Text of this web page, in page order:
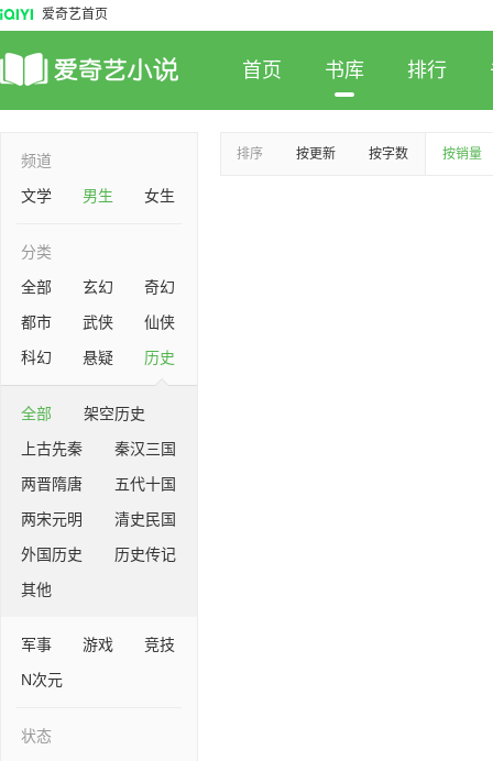
爱奇艺首页
首页 书库 排行
频道
文学
男生 女生
分类
全部
玄幻
奇幻
都市
武侠
仙侠
科幻
悬疑 历史
全部
架空历史
上古先秦
秦汉三国
两晋隋唐
五代十国
两宋元明
清史民国
外国历史
历史传记
其他
军事 游戏
竞技
N次元
状态
排序 按更新 按字数 按销量